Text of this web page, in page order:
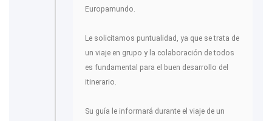
Europamundo.
Le solicitamos puntualidad, ya que se trata de
un viaje en grupo y la colaboración de todos
es fundamental para el buen desarrollo del
itinerario.
Su guía le informará durante el viaje de un